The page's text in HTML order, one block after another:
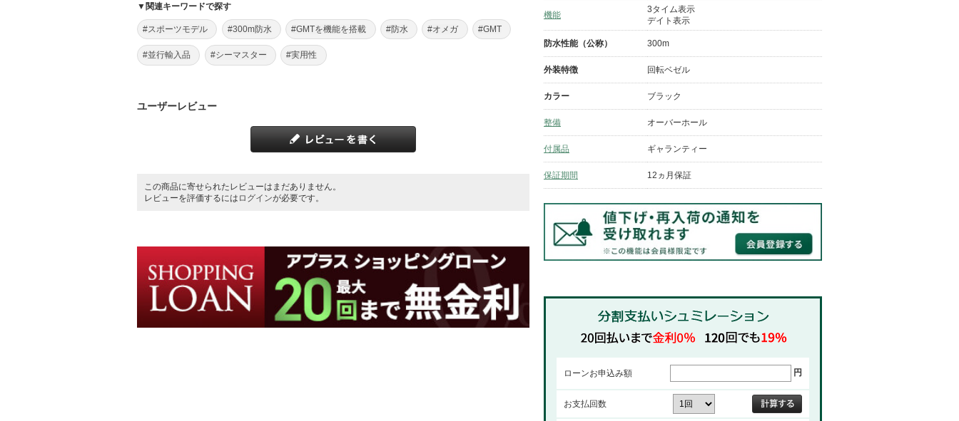
▼関連キーワードで探す
#スポーツモデル #300m防水 #GMTを機能を搭載 #防水 #オメガ #GMT
#並行輸入品 #シーマスター #実用性
ユーザーレビュー
この商品に寄せられたレビューはまだありません。
レビューを評価するには ログインが必要です。
機能
3タイム表示
デイト表示
防水性能（公称） 300m
外装特徴 回転ベゼル
カラー ブラック
整備 オーバーホール
付属品 ギャランティー
保証期間 12ヵ月保証
ローンお申込み額 円
お支払回数